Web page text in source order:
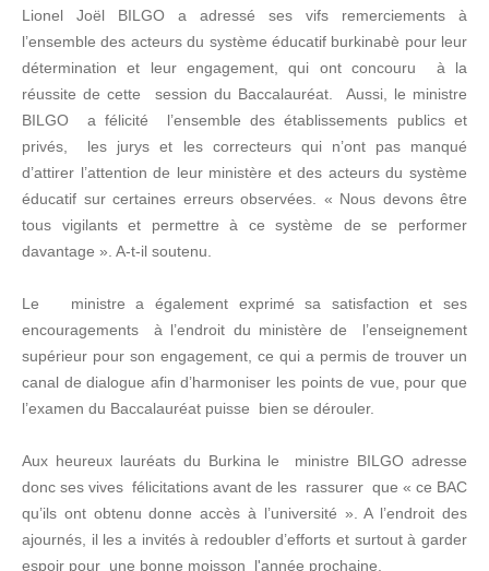
Lionel Joël BILGO a adressé ses vifs remerciements à
l’ensemble des acteurs du système éducatif burkinabè pour leur
détermination et leur engagement, qui ont concouru à la
réussite de cette session du Baccalauréat. Aussi, le ministre
BILGO a félicité l’ensemble des établissements publics et
privés, les jurys et les correcteurs qui n’ont pas manqué
d’attirer l’attention de leur ministère et des acteurs du système
éducatif sur certaines erreurs observées. « Nous devons être
tous vigilants et permettre à ce système de se performer
davantage ». A-t-il soutenu.
Le ministre a également exprimé sa satisfaction et ses
encouragements à l’endroit du ministère de l’enseignement
supérieur pour son engagement, ce qui a permis de trouver un
canal de dialogue afin d’harmoniser les points de vue, pour que
l’examen du Baccalauréat puisse bien se dérouler.
Aux heureux lauréats du Burkina le ministre BILGO adresse
donc ses vives félicitations avant de les rassurer que « ce BAC
qu’ils ont obtenu donne accès à l’université ». A l’endroit des
ajournés, il les a invités à redoubler d’efforts et surtout à garder
espoir pour une bonne moisson l'année prochaine.